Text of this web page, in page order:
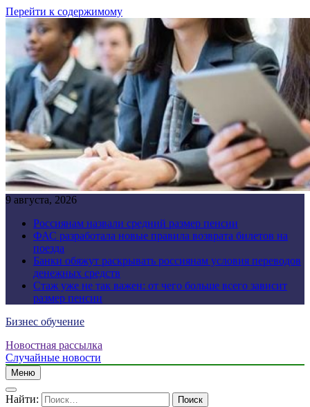
Перейти к содержимому
9 августа, 2026
Россиянам назвали средний размер пенсии
ФАС разработала новые правила возврата билетов на
поезда
Банки обяжут раскрывать россиянам условия переводов
денежных средств
Стаж уже не так важен: от чего больше всего зависит
размер пенсии
Бизнес обучение
Новостная рассылка
Случайные новости
Меню
Найти: